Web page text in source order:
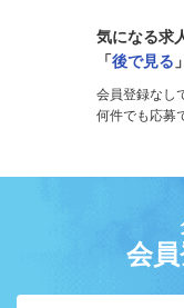
気になる求
「後で見る
会員登録なし
何件でも応募
会